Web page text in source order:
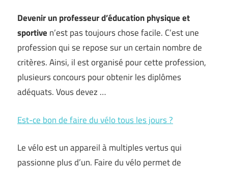
Devenir un professeur d’éducation physique et
sportive n’est pas toujours chose facile. C’est une
profession qui se repose sur un certain nombre de
critères. Ainsi, il est organisé pour cette profession,
plusieurs concours pour obtenir les diplômes
adéquats. Vous devez …
Est-ce bon de faire du vélo tous les jours ?
Le vélo est un appareil à multiples vertus qui
passionne plus d’un. Faire du vélo permet de